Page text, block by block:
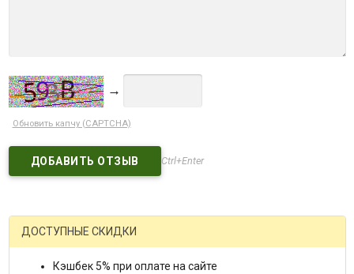
→
Обновить капчу (CAPTCHA)
Ctrl+Enter
ДОСТУПНЫЕ СКИДКИ
Кэшбек 5% при оплате на сайте